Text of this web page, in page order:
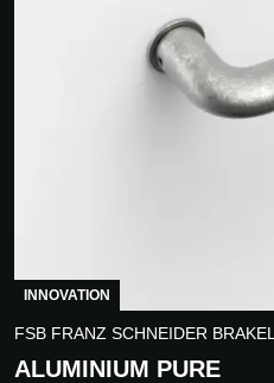
INNOVATION
FSB FRANZ SCHNEIDER BRAKEL
ALUMINIUM PURE